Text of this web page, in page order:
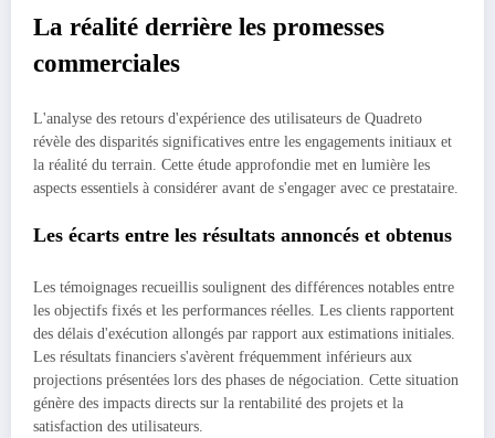
La réalité derrière les promesses
commerciales
L'analyse des retours d'expérience des utilisateurs de Quadreto
révèle des disparités significatives entre les engagements initiaux et
la réalité du terrain. Cette étude approfondie met en lumière les
aspects essentiels à considérer avant de s'engager avec ce prestataire.
Les écarts entre les résultats annoncés et obtenus
Les témoignages recueillis soulignent des différences notables entre
les objectifs fixés et les performances réelles. Les clients rapportent
des délais d'exécution allongés par rapport aux estimations initiales.
Les résultats financiers s'avèrent fréquemment inférieurs aux
projections présentées lors des phases de négociation. Cette situation
génère des impacts directs sur la rentabilité des projets et la
satisfaction des utilisateurs.